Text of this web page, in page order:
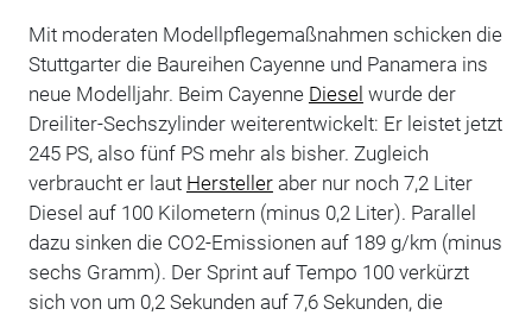
Mit moderaten Modellpflegemaßnahmen schicken die
Stuttgarter die Baureihen Cayenne und Panamera ins
neue Modelljahr. Beim Cayenne Diesel wurde der
Dreiliter-Sechszylinder weiterentwickelt: Er leistet jetzt
245 PS, also fünf PS mehr als bisher. Zugleich
verbraucht er laut Herstelleraber nur noch 7,2 Liter
Diesel auf 100 Kilometern (minus 0,2 Liter). Parallel
dazu sinken die CO2-Emissionen auf 189 g/km (minus
sechs Gramm). Der Sprint auf Tempo 100 verkürzt
sich von um 0,2 Sekunden auf 7,6 Sekunden, die